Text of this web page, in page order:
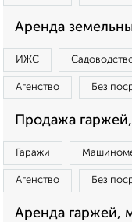
Аренда
ИЖС
Агенство Без
Продажа
Гаражи
Агенство Без
Аренда гаржей,